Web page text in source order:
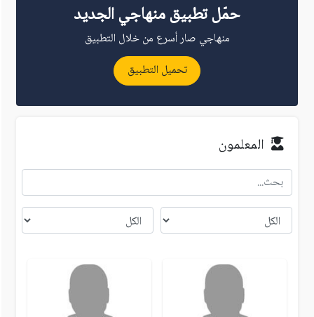
حمّل تطبيق منهاجي الجديد
منهاجي صار أسرع من خلال التطبيق
تحميل التطبيق
المعلمون